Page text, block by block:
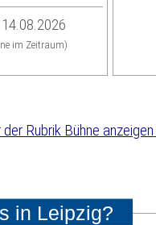
im Zeitraum)
in Leipzig?